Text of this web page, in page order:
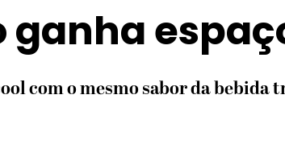
ganha
com o mesmo sabor da